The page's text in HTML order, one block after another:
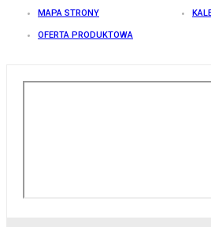
MAPA STRONY
OFERTA PRODUKTOWA